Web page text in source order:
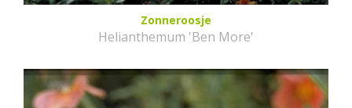
Zonneroosje
Helianthemum 'Ben More'